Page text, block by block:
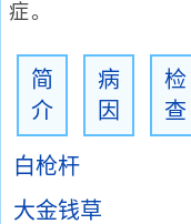
症。
简
介
病
因
检
查
白枪杆
大金钱草